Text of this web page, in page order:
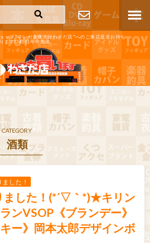
ップ"マンガ倉庫大分わさだ店"へのご来店是非お待ち
ます!365日年中無休
お問い合わ
せ
CATEGORY
酒類
した！
ました！(*´▽｀*)★キリン
ンVSOP《ブランデー》
ー》岡本太郎デザインボ